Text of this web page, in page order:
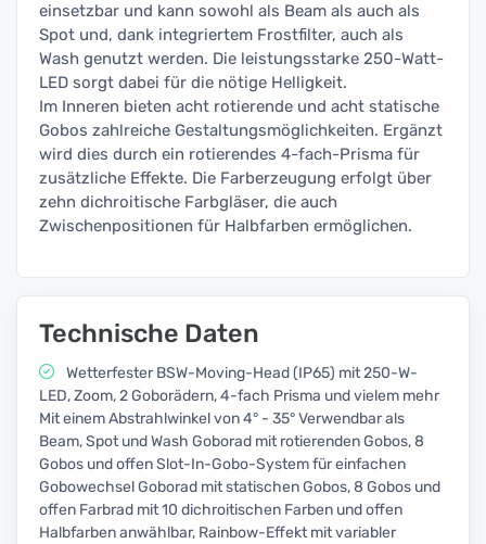
einsetzbar und kann sowohl als Beam als auch als
Spot und, dank integriertem Frostfilter, auch als
Wash genutzt werden. Die leistungsstarke 250-Watt-
LED sorgt dabei für die nötige Helligkeit.
Im Inneren bieten acht rotierende und acht statische
Gobos zahlreiche Gestaltungsmöglichkeiten. Ergänzt
wird dies durch ein rotierendes 4-fach-Prisma für
zusätzliche Effekte. Die Farberzeugung erfolgt über
zehn dichroitische Farbgläser, die auch
Zwischenpositionen für Halbfarben ermöglichen.
Technische Daten
Wetterfester BSW-Moving-Head (IP65) mit 250-W-
LED, Zoom, 2 Goborädern, 4-fach Prisma und vielem mehr
Mit einem Abstrahlwinkel von 4° - 35° Verwendbar als
Beam, Spot und Wash Goborad mit rotierenden Gobos, 8
Gobos und offen Slot-In-Gobo-System für einfachen
Gobowechsel Goborad mit statischen Gobos, 8 Gobos und
offen Farbrad mit 10 dichroitischen Farben und offen
Halbfarben anwählbar, Rainbow-Effekt mit variabler